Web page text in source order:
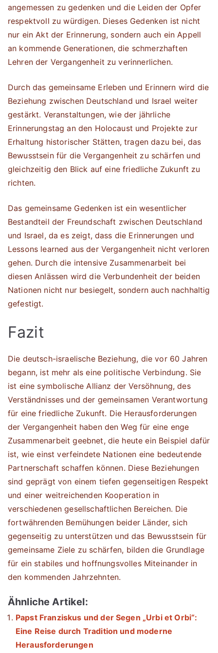
angemessen zu gedenken und die Leiden der Opfer
respektvoll zu würdigen. Dieses Gedenken ist nicht
nur ein Akt der Erinnerung, sondern auch ein Appell
an kommende Generationen, die schmerzhaften
Lehren der Vergangenheit zu verinnerlichen.
Durch das gemeinsame Erleben und Erinnern wird die
Beziehung zwischen Deutschland und Israel weiter
gestärkt. Veranstaltungen, wie der jährliche
Erinnerungstag an den Holocaust und Projekte zur
Erhaltung historischer Stätten, tragen dazu bei, das
Bewusstsein für die Vergangenheit zu schärfen und
gleichzeitig den Blick auf eine friedliche Zukunft zu
richten.
Das gemeinsame Gedenken ist ein wesentlicher
Bestandteil der Freundschaft zwischen Deutschland
und Israel, da es zeigt, dass die Erinnerungen und
Lessons learned aus der Vergangenheit nicht verloren
gehen. Durch die intensive Zusammenarbeit bei
diesen Anlässen wird die Verbundenheit der beiden
Nationen nicht nur besiegelt, sondern auch nachhaltig
gefestigt.
Fazit
Die deutsch-israelische Beziehung, die vor 60 Jahren
begann, ist mehr als eine politische Verbindung. Sie
ist eine symbolische Allianz der Versöhnung, des
Verständnisses und der gemeinsamen Verantwortung
für eine friedliche Zukunft. Die Herausforderungen
der Vergangenheit haben den Weg für eine enge
Zusammenarbeit geebnet, die heute ein Beispiel dafür
ist, wie einst verfeindete Nationen eine bedeutende
Partnerschaft schaffen können. Diese Beziehungen
sind geprägt von einem tiefen gegenseitigen Respekt
und einer weitreichenden Kooperation in
verschiedenen gesellschaftlichen Bereichen. Die
fortwährenden Bemühungen beider Länder, sich
gegenseitig zu unterstützen und das Bewusstsein für
gemeinsame Ziele zu schärfen, bilden die Grundlage
für ein stabiles und hoffnungsvolles Miteinander in
den kommenden Jahrzehnten.
Ähnliche Artikel:
Papst Franziskus und der Segen „Urbi et Orbi“:
Eine Reise durch Tradition und moderne
Herausforderungen